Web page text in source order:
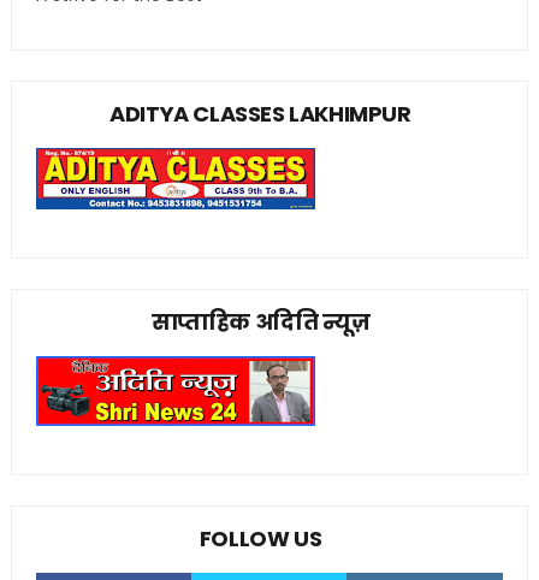
ADITYA CLASSES LAKHIMPUR
साप्ताहिक अदिति न्यूज़
FOLLOW US